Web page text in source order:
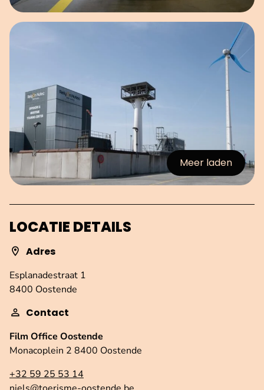
Open afbeelding in popup
Meer laden
:afbeeldingen
LOCATIE DETAILS
Adres
Esplanadestraat 1
8400 Oostende
Contact
Film Office Oostende
Monacoplein 2 8400 Oostende
+32 59 25 53 14